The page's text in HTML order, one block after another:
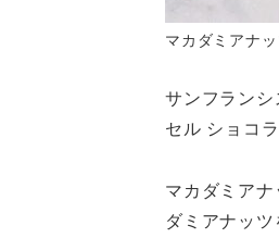
マカダミアナ
サンフラン
セル ショコ
マカダミア
ダミアナッ